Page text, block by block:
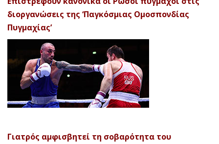
διοργανώσεις της ‘Παγκόσμιας Ομοσπονδίας
Πυγμαχίας’
Γιατρός αμφισβητεί τη σοβαρότητα του